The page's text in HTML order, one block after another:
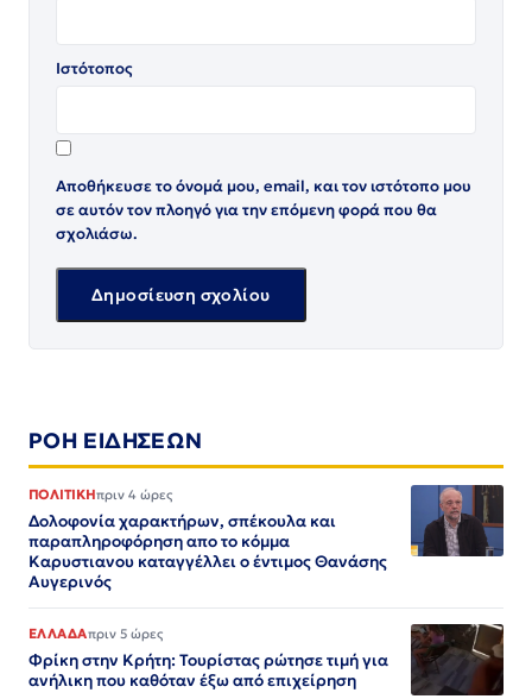
Ιστότοπος
Αποθήκευσε το όνομά μου, email, και τον ιστότοπο μου
σε αυτόν τον πλοηγό για την επόμενη φορά που θα
σχολιάσω.
ΡΟΗ ΕΙΔΗΣΕΩΝ
ΠΟΛΙΤΙΚΗπριν 4 ώρες
Δολοφονία χαρακτήρων, σπέκουλα και
παραπληροφόρηση απο το κόμμα
Καρυστιανου καταγγέλλει ο έντιμος Θανάσης
Αυγερινός
ΕΛΛΑΔΑπριν 5 ώρες
Φρίκη στην Κρήτη: Τουρίστας ρώτησε τιμή για
ανήλικη που καθόταν έξω από επιχείρηση